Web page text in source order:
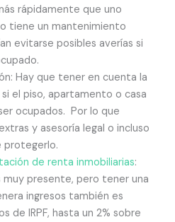
rápidamente que uno
tiene un mantenimiento
evitarse posibles averías si
Hay que tener en cuenta la
el piso, apartamento o casa
ocupados. Por lo que
y asesoría legal o incluso
protegerlo.
de renta inmobiliarias:
muy presente, pero tener una
ingresos también es
de IRPF, hasta un 2% sobre